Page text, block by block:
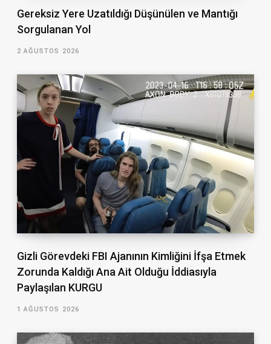
Gereksiz Yere Uzatıldığı Düşünülen ve Mantığı
Sorgulanan Yol
2 AĞUSTOS 2026
Gizli Görevdeki FBI Ajanının Kimliğini İfşa Etmek
Zorunda Kaldığı Ana Ait Olduğu İddiasıyla
Paylaşılan KURGU
1 AĞUSTOS 2026